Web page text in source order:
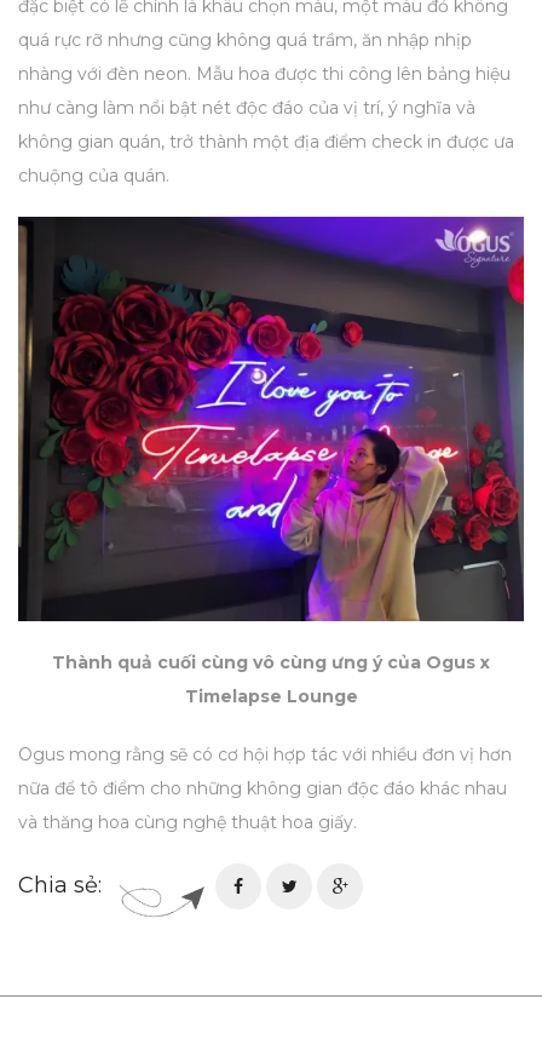
đặc biệt có lẽ chính là khâu chọn màu, một màu đỏ không
quá rực rỡ nhưng cũng không quá trầm, ăn nhập nhịp
nhàng với đèn neon. Mẫu hoa được thi công lên bảng hiệu
như càng làm nổi bật nét độc đáo của vị trí, ý nghĩa và
không gian quán, trở thành một địa điểm check in được ưa
chuộng của quán.
Thành quả cuối cùng vô cùng ưng ý của Ogus x
Timelapse Lounge
Ogus mong rằng sẽ có cơ hội hợp tác với nhiều đơn vị hơn
nữa để tô điểm cho những không gian độc đáo khác nhau
và thăng hoa cùng nghệ thuật hoa giấy.
Chia sẻ: